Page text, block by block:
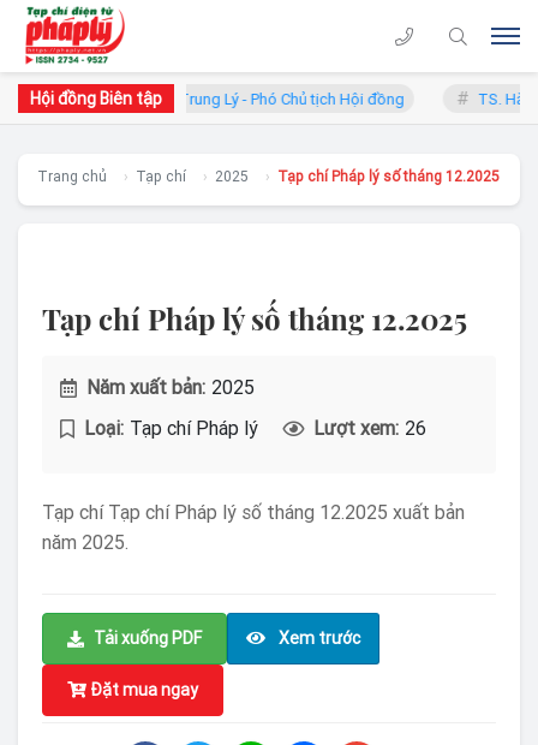
Hội đồng Biên tập
GS.TS. Phan Trung Lý - Phó Chủ tịch Hội đồng TS. Hà
Trang chủ Tạp chí 2025 Tạp chí Pháp lý số tháng 12.2025
Tạp chí Pháp lý số tháng 12.2025
Năm xuất bản: 2025
Loại: Tạp chí Pháp lý Lượt xem: 26
Tạp chí Tạp chí Pháp lý số tháng 12.2025 xuất bản
năm 2025.
Tải xuống PDF Xem trước
Đặt mua ngay